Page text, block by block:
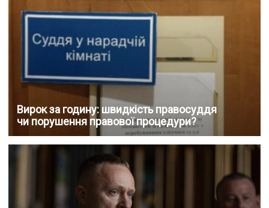
Вирок за годину: швидкість правосуддя
чи порушення правової процедури?